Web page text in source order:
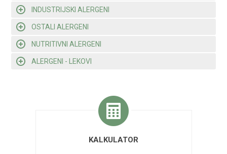
INDUSTRIJSKI ALERGENI
OSTALI ALERGENI
NUTRITIVNI ALERGENI
ALERGENI - LEKOVI
KALKULATOR